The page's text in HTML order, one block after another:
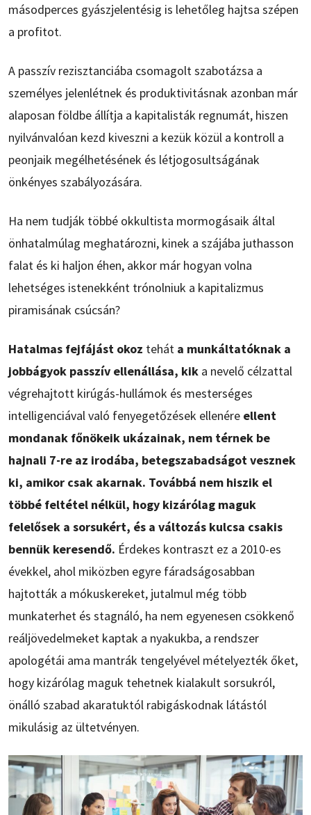
másodperces gyászjelentésig is lehetőleg hajtsa szépen
a profitot.
A passzív rezisztanciába csomagolt szabotázsa a
személyes jelenlétnek és produktivitásnak azonban már
alaposan földbe állítja a kapitalisták regnumát, hiszen
nyilvánvalóan kezd kiveszni a kezük közül a kontroll a
peonjaik megélhetésének és létjogosultságának
önkényes szabályozására.
Ha nem tudják többé okkultista mormogásaik által
önhatalmúlag meghatározni, kinek a szájába juthasson
falat és ki haljon éhen, akkor már hogyan volna
lehetséges istenekként trónolniuk a kapitalizmus
piramisának csúcsán?
Hatalmas fejfájást okoz tehát a munkáltatóknak a
jobbágyok passzív ellenállása, kik a nevelő célzattal
végrehajtott kirúgás-hullámok és mesterséges
intelligenciával való fenyegetőzések ellenére ellent
mondanak főnökeik ukázainak, nem térnek be
hajnali 7-re az irodába, betegszabadságot vesznek
ki, amikor csak akarnak. Továbbá nem hiszik el
többé feltétel nélkül, hogy kizárólag maguk
felelősek a sorsukért, és a változás kulcsa csakis
bennük keresendő. Érdekes kontraszt ez a 2010-es
évekkel, ahol miközben egyre fáradságosabban
hajtották a mókuskereket, jutalmul még több
munkaterhet és stagnáló, ha nem egyenesen csökkenő
reáljövedelmeket kaptak a nyakukba, a rendszer
apologétái ama mantrák tengelyével mételyezték őket,
hogy kizárólag maguk tehetnek kialakult sorsukról,
önálló szabad akaratuktól rabigáskodnak látástól
mikulásig az ültetvényen.